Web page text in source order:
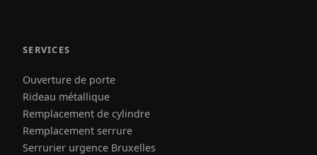
SERVICES
Ouverture de porte
Rideau métallique
Remplacement de cylindre
Remplacement serrure
Serrurier urgence Bruxelles